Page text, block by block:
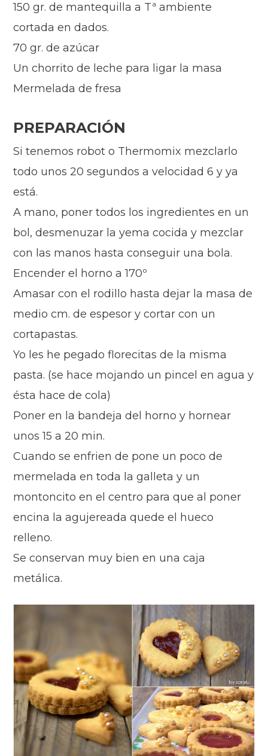
150 gr. de mantequilla a Tª ambiente
cortada en dados.
70 gr. de azúcar
Un chorrito de leche para ligar la masa
Mermelada de fresa
PREPARACIÓN
Si tenemos robot o Thermomix mezclarlo
todo unos 20 segundos a velocidad 6 y ya
está.
A mano, poner todos los ingredientes en un
bol, desmenuzar la yema cocida y mezclar
con las manos hasta conseguir una bola.
Encender el horno a 170º
Amasar con el rodillo hasta dejar la masa de
medio cm. de espesor y cortar con un
cortapastas.
Yo les he pegado florecitas de la misma
pasta. (se hace mojando un pincel en agua y
ésta hace de cola)
Poner en la bandeja del horno y hornear
unos 15 a 20 min.
Cuando se enfrien de pone un poco de
mermelada en toda la galleta y un
montoncito en el centro para que al poner
encina la agujereada quede el hueco
relleno.
Se conservan muy bien en una caja
metálica.